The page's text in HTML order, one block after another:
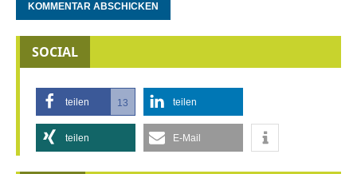
SOCIAL
teilen 13 teilen
teilen E-Mail